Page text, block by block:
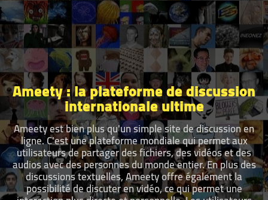
Ameety : la plateforme de discussion
internationale ultime
Ameety est bien plus qu'un simple site de discussion en
ligne. C'est une plateforme mondiale qui permet aux
utilisateurs de partager des fichiers, des vidéos et des
audios avec des personnes du monde entier. En plus des
discussions textuelles, Ameety offre également la
possibilité de discuter en vidéo, ce qui permet une